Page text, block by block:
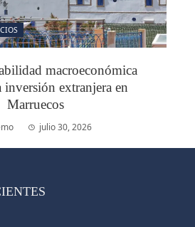
macroeconómica
inversión extranjera en
Marruecos
julio 30, 2026